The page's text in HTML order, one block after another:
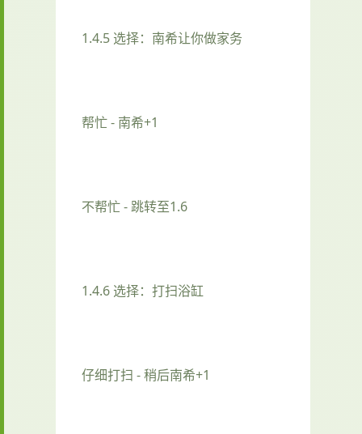
1.4.5 选择：南希让你做家务
帮忙 - 南希+1
不帮忙 - 跳转至1.6
1.4.6 选择：打扫浴缸
仔细打扫 - 稍后南希+1